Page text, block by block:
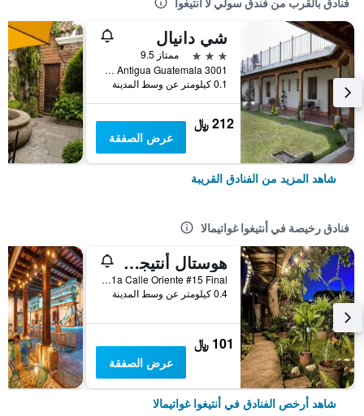
فنادق بالقرب من فندق سولي لا أنتيغوا
شي دانيال
3 نجوم
ممتاز 9.5
3001 Antigua Guatemala Antigua Guatemala, أنتيغوا غواتيمالا, غواتيمالا
0.1 كيلومتر عن وسط المدينة
212 ﷼
عرض الصفقة
شاهد المزيد من الفنادق القريبة
فنادق رخيصة في أنتيغوا غواتيمالا
هوستال أنتيجوينو - هوستل
1a Calle Oriente #15 Final, أنتيغوا غواتيمالا, غواتيمالا
0.4 كيلومتر عن وسط المدينة
101 ﷼
عرض الصفقة
شاهد أرخص الفنادق في أنتيغوا غواتيمالا